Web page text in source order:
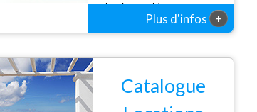
le plus rapidement
Plus d'infos +
Catalogue